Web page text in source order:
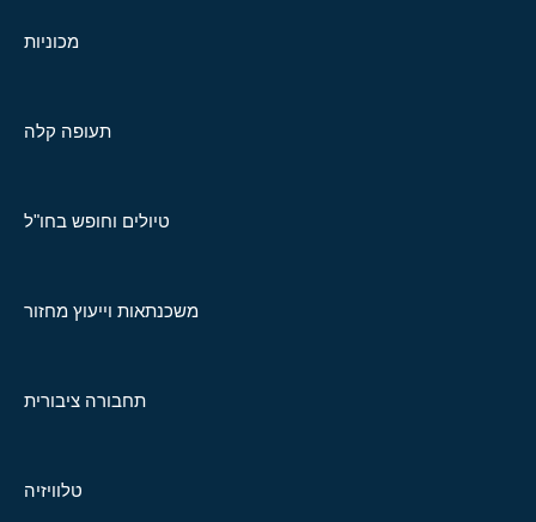
מכוניות
תעופה קלה
טיולים וחופש בחו"ל
משכנתאות וייעוץ מחזור
תחבורה ציבורית
טלוויזיה